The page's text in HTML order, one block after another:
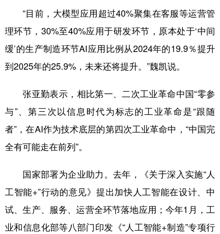
“目前，大模型应用超过40%聚集在客服等运营管
理环节，30%至40%应用于研发环节，原本处于‘中间
缓’的生产制造环节AI应用比例从2024年的19.9％提升
到2025年的25.9%，未来还将提升。”魏凯说。
张亚勤表示，相比第一、二次工业革命中国“零参
与”、第三次以信息时代为标志的工业革命是“跟随
者”，在AI作为技术底层的第四次工业革命中，“中国完
全有可能走在前列”。
国家部署为企业助力。去年，《关于深入实施“人
工智能+”行动的意见》提出加快人工智能在设计、中
试、生产、服务、运营全环节落地应用；今年1月，工
业和信息化部等八部门印发《“人工智能+制造”专项行